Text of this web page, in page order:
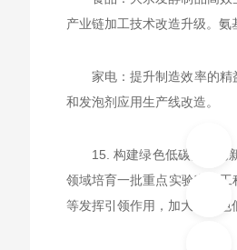
产业链加工技术改造升级。
家电：提升制造效率的
和发泡剂应用生产线改造。
15. 构建绿色低碳技术创
领域培育一批重点实验室和
等发挥引领作用，加大在绿